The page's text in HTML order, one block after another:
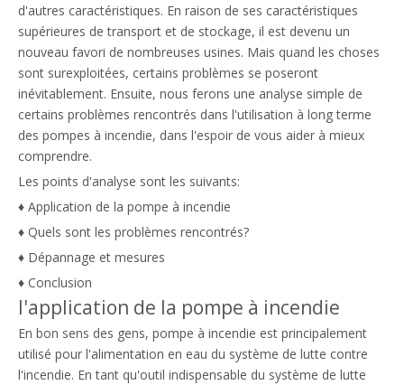
d'autres caractéristiques. En raison de ses caractéristiques
supérieures de transport et de stockage, il est devenu un
nouveau favori de nombreuses usines. Mais quand les choses
sont surexploitées, certains problèmes se poseront
inévitablement. Ensuite, nous ferons une analyse simple de
certains problèmes rencontrés dans l'utilisation à long terme
des pompes à incendie, dans l'espoir de vous aider à mieux
comprendre.
Les points d'analyse sont les suivants:
♦ Application de la pompe à incendie
♦ Quels sont les problèmes rencontrés?
♦ Dépannage et mesures
♦ Conclusion
l'application de la pompe à incendie
En bon sens des gens, pompe à incendie est principalement
utilisé pour l'alimentation en eau du système de lutte contre
l'incendie. En tant qu'outil indispensable du système de lutte